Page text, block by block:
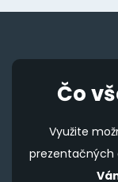
Čo
Využite
prezentačných